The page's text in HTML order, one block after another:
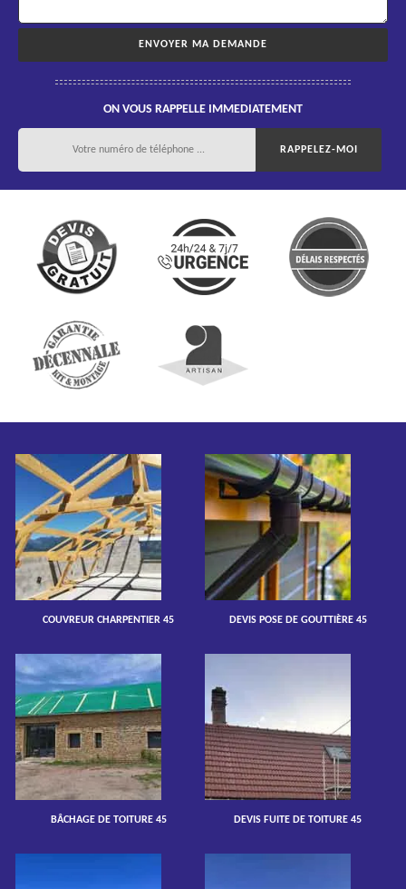
ON VOUS RAPPELLE IMMEDIATEMENT
COUVREUR CHARPENTIER 45 DEVIS POSE DE GOUTTIÈRE 45
BÂCHAGE DE TOITURE 45 DEVIS FUITE DE TOITURE 45